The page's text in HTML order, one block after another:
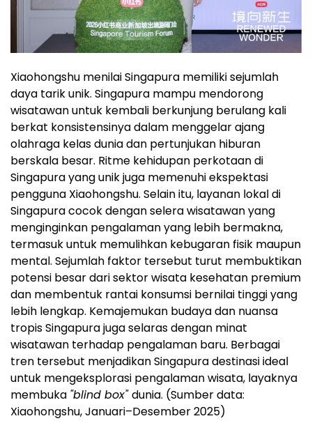
Xiaohongshu menilai Singapura memiliki sejumlah
daya tarik unik. Singapura mampu mendorong
wisatawan untuk kembali berkunjung berulang kali
berkat konsistensinya dalam menggelar ajang
olahraga kelas dunia dan pertunjukan hiburan
berskala besar. Ritme kehidupan perkotaan di
Singapura yang unik juga memenuhi ekspektasi
pengguna Xiaohongshu. Selain itu, layanan lokal di
Singapura cocok dengan selera wisatawan yang
menginginkan pengalaman yang lebih bermakna,
termasuk untuk memulihkan kebugaran fisik maupun
mental. Sejumlah faktor tersebut turut membuktikan
potensi besar dari sektor wisata kesehatan premium
dan membentuk rantai konsumsi bernilai tinggi yang
lebih lengkap. Kemajemukan budaya dan nuansa
tropis Singapura juga selaras dengan minat
wisatawan terhadap pengalaman baru. Berbagai
tren tersebut menjadikan Singapura destinasi ideal
untuk mengeksplorasi pengalaman wisata, layaknya
membuka "blind box"dunia. (Sumber data:
Xiaohongshu, Januari–Desember 2025)